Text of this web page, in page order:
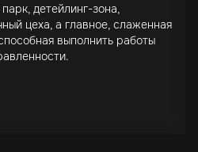
детейлинг-зона,
цеха, а главное, слаженная
выполнить работы